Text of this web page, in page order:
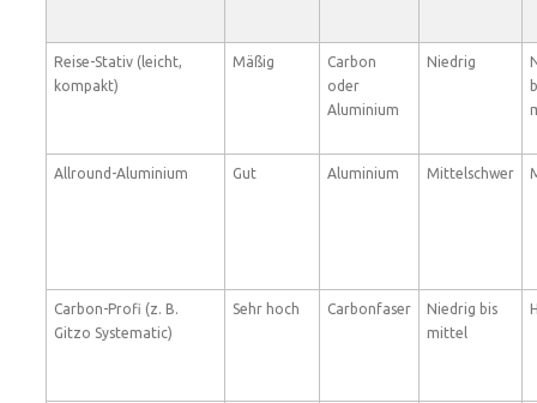
Reise-Stativ (leicht,
kompakt)
Mäßig
Carbon
oder
Aluminium
Niedrig
Allround-Aluminium Gut Aluminium Mittelschwer
Carbon-Profi (z. B.
Gitzo Systematic)
Sehr hoch Carbonfaser
Niedrig bis
mittel